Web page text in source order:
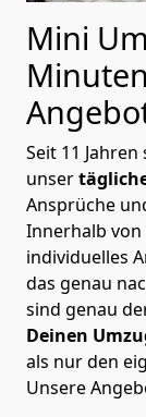
Mini
Seit 11
unser
Ansprüche
Innerhalb
individuelles
das genau
sind genau
Deinen
als nur den
Unsere